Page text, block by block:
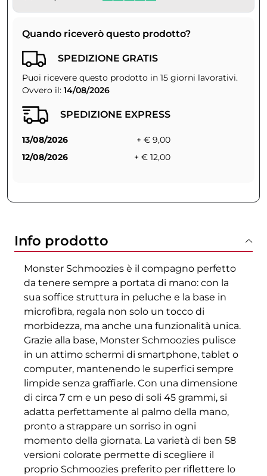
Quando riceverò questo prodotto?
SPEDIZIONE GRATIS
Puoi ricevere questo prodotto in 15 giorni lavorativi.
Ovvero il: 14/08/2026
SPEDIZIONE EXPRESS
13/08/2026
+ € 9,00
12/08/2026
+ € 12,00
Info prodotto
Monster Schmoozies è il compagno perfetto
da tenere sempre a portata di mano: con la
sua soffice struttura in peluche e la base in
microfibra, regala non solo un tocco di
morbidezza, ma anche una funzionalità unica.
Grazie alla base, Monster Schmoozies pulisce
in un attimo schermi di smartphone, tablet o
computer, mantenendo le superfici sempre
limpide senza graffiarle. Con una dimensione
di circa 7 cm e un peso di soli 45 grammi, si
adatta perfettamente al palmo della mano,
pronto a strappare un sorriso in ogni
momento della giornata. La varietà di ben 58
versioni colorate permette di scegliere il
proprio Schmoozies preferito per riflettere lo